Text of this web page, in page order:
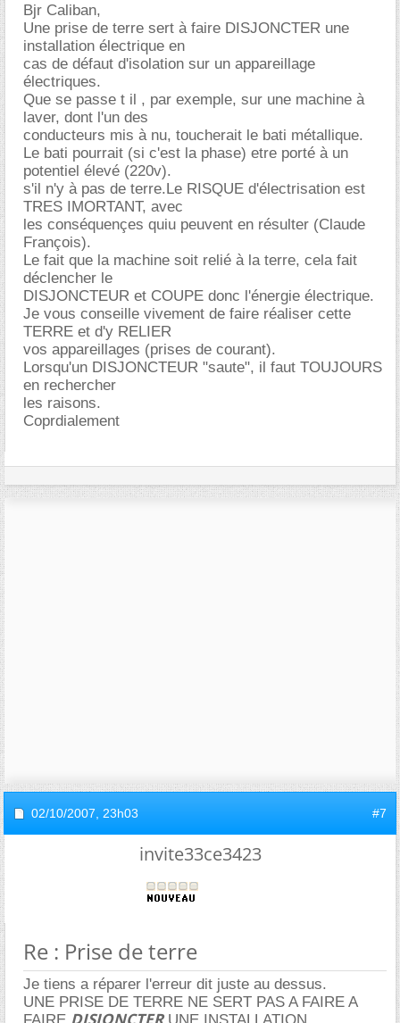
Bjr Caliban,
Une prise de terre sert à faire DISJONCTER une
installation électrique en
cas de défaut d'isolation sur un appareillage
électriques.
Que se passe t il , par exemple, sur une machine à
laver, dont l'un des
conducteurs mis à nu, toucherait le bati métallique.
Le bati pourrait (si c'est la phase) etre porté à un
potentiel élevé (220v).
s'il n'y à pas de terre.Le RISQUE d'électrisation est
TRES IMORTANT, avec
les conséquençes quiu peuvent en résulter (Claude
François).
Le fait que la machine soit relié à la terre, cela fait
déclencher le
DISJONCTEUR et COUPE donc l'énergie électrique.
Je vous conseille vivement de faire réaliser cette
TERRE et d'y RELIER
vos appareillages (prises de courant).
Lorsqu'un DISJONCTEUR "saute", il faut TOUJOURS
en rechercher
les raisons.
Coprdialement
02/10/2007, 23h03 #7
invite33ce3423
Re : Prise de terre
Je tiens a réparer l'erreur dit juste au dessus.
UNE PRISE DE TERRE NE SERT PAS A FAIRE A